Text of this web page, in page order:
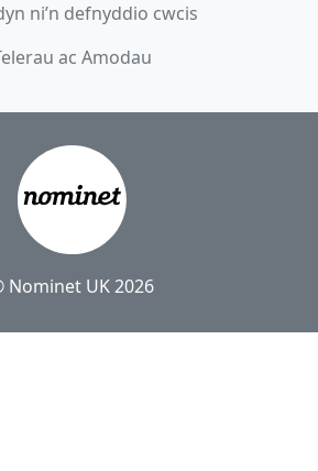
ni’n defnyddio cwcis
ac Amodau
Nominet UK 2026